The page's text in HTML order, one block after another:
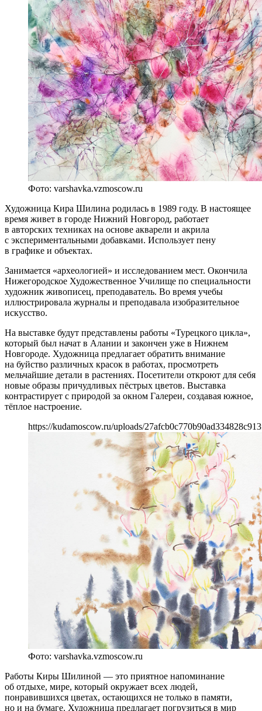
Фото: varshavka.vzmoscow.ru
Художница Кира Шилина родилась в 1989 году. В настоящее
время живет в городе Нижний Новгород, работает
в авторских техниках на основе акварели и акрила
с экспериментальными добавками. Использует пену
в графике и объектах.
Занимается «археологией» и исследованием мест. Окончила
Нижегородское Художественное Училище по специальности
художник живописец, преподаватель. Во время учебы
иллюстрировала журналы и преподавала изобразительное
искусство.
На выставке будут представлены работы «Турецкого цикла»,
который был начат в Алании и закончен уже в Нижнем
Новгороде. Художница предлагает обратить внимание
на буйство различных красок в работах, просмотреть
мельчайшие детали в растениях. Посетители откроют для себя
новые образы причудливых пёстрых цветов. Выставка
контрастирует с природой за окном Галереи, создавая южное,
тёплое настроение.
https://kudamoscow.ru/uploads/
Фото: varshavka.vzmoscow.ru
Работы Киры Шилиной — это приятное напоминание
об отдыхе, мире, который окружает всех людей,
понравившихся цветах, остающихся не только в памяти,
но и на бумаге. Художница предлагает погрузиться в мир